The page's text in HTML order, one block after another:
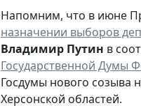
Напомним, что в июне
назначении выборов
Владимир Путин в
Государственной Думы
Госдумы нового созыва
Херсонской областей.